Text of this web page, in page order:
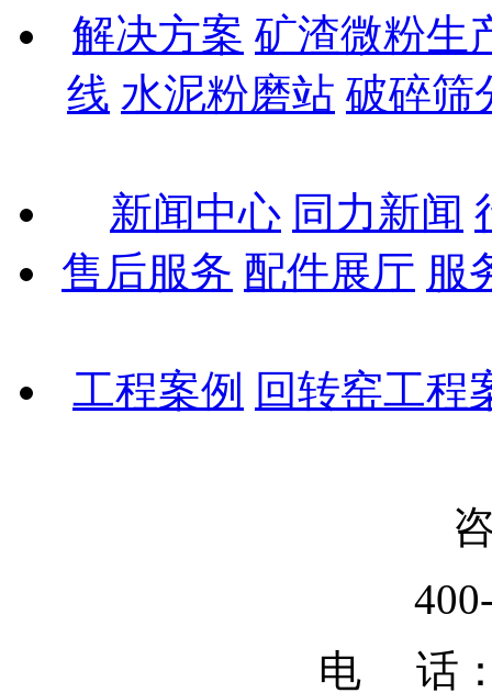
解决方案 矿渣微粉生
线 水泥粉磨站 破碎筛
新闻中心 同力新闻
售后服务 配件展厅 服
工程案例 回转窑工程
电 话：